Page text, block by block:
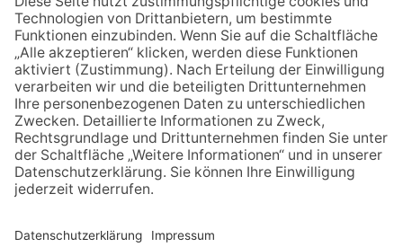
präsentiert sein neues
Programm „Changes“
09.07.2026
Wasserampel steht auf Gelb:
Stadt ruft zum Wassersparen
auf
23.07.2026
Zwischen Fachwerk, Wein und
Sommerabend: Der Rettershof
lädt wieder zum Weinfest ein